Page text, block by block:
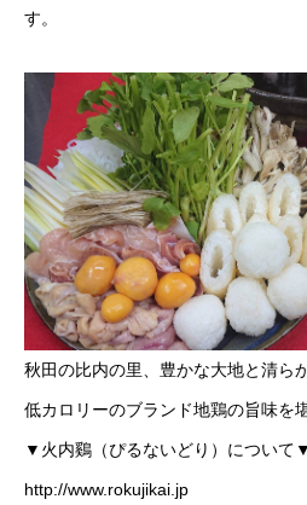
す。
秋田の比内の里、豊かな大地と清ら
低カロリーのブランド地鶏の旨味を
▼火内鷄（ぴるないどり）について▼
http://www.rokujikai.jp